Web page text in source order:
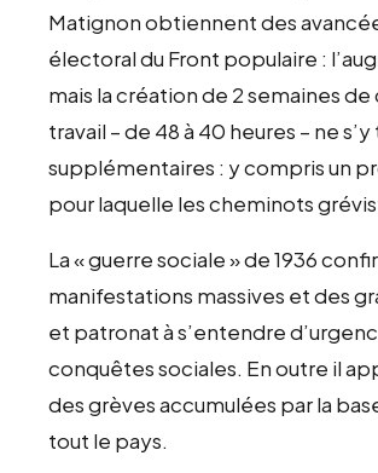
Matignon obtiennent des
électoral du Front populaire :
mais la création de 2 semaines
travail – de 48 à 40 heures – ne
supplémentaires : y compris un
pour laquelle les cheminots
La « guerre sociale » de 1936
manifestations massives et des
et patronat à s’entendre
conquêtes sociales. En outre il
des grèves accumulées par la
tout le pays.